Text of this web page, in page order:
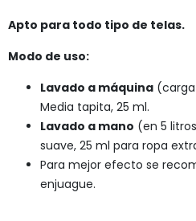
Apto para todo tipo de telas.
Modo de uso:
Lavado a máquina
Media tapita, 25 ml.
Lavado a mano (en 5
suave, 25 ml para ropa
Para mejor efecto se
enjuague.